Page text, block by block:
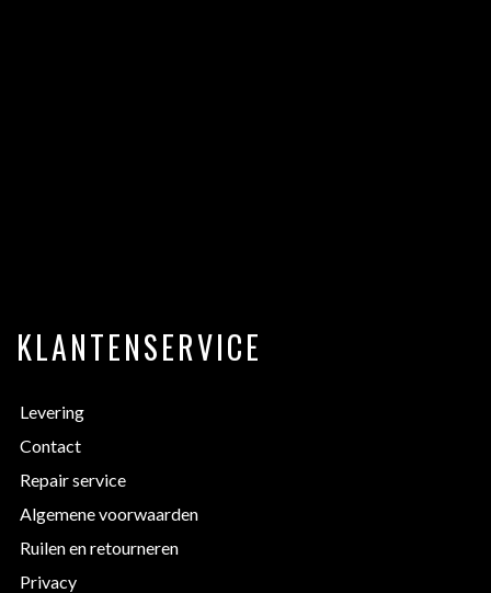
KLANTENSERVICE
Levering
Contact
Repair service
Algemene voorwaarden
Ruilen en retourneren
Privacy